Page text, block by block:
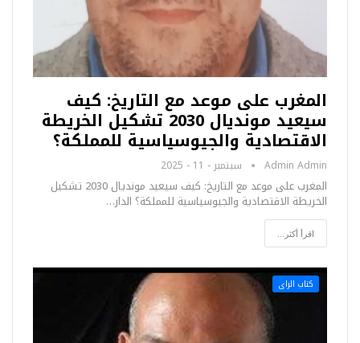
المغرب على موعد مع التاريخ: كيف
سيعيد مونديال 2030 تشكيل الخريطة
الاقتصادية والجيوسياسية للمملكة؟
Admin Admin سبتمبر - 11 - 2025
المغرب على موعد مع التاريخ: كيف سيعيد مونديال 2030 تشكيل
الخريطة الاقتصادية والجيوسياسية للمملكة؟ الدار…
اقرأ أكثر...
كتاب الراى